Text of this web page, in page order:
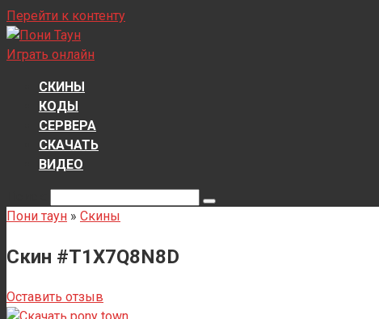
Перейти к контенту
Играть онлайн
СКИНЫ
КОДЫ
СЕРВЕРА
СКАЧАТЬ
ВИДЕО
Пони таун » Скины
Скин #T1X7Q8N8D
Оставить отзыв